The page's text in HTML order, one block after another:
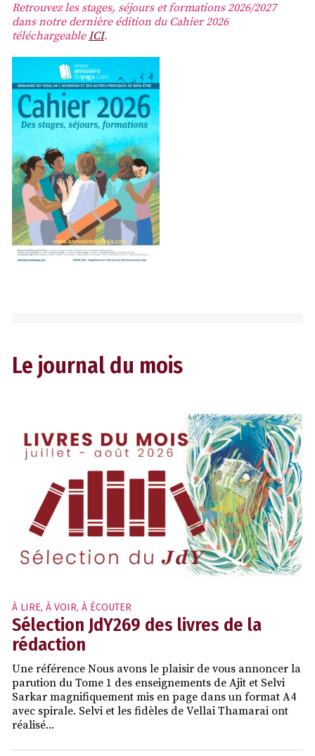
Retrouvez les stages, séjours et formations 2026/2027
dans notre dernière édition du Cahier 2026
téléchargeableICI.
Le journal du mois
À LIRE, À VOIR, À ÉCOUTER
Sélection JdY269 des livres de la
rédaction
Une référence Nous avons le plaisir de vous annoncer la
parution du Tome 1 des enseignements de Ajit et Selvi
Sarkar magnifiquement mis en page dans un format A4
avec spirale. Selvi et les fidèles de Vellai Thamarai ont
réalisé...